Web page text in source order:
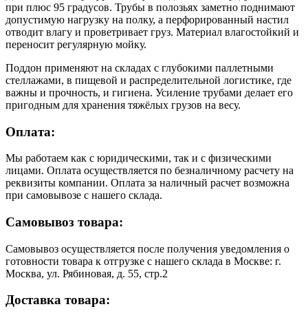
при плюс 95 градусов. Трубы в полозьях заметно поднимают
допустимую нагрузку на полку, а перфорированный настил
отводит влагу и проветривает груз. Материал влагостойкий и
переносит регулярную мойку.
Поддон применяют на складах с глубокими паллетными
стеллажами, в пищевой и распределительной логистике, где
важны и прочность, и гигиена. Усиление трубами делает его
пригодным для хранения тяжёлых грузов на весу.
Оплата:
Мы работаем как с юридическими, так и с физическими
лицами. Оплата осуществляется по безналичному расчету на
реквизиты компании. Оплата за наличный расчет возможна
при самовывозе с нашего склада.
Самовывоз товара:
Самовывоз осуществляется после получения уведомления о
готовности товара к отгрузке с нашего склада в Москве: г.
Москва, ул. Рябиновая, д. 55, стр.2
Доставка товара: